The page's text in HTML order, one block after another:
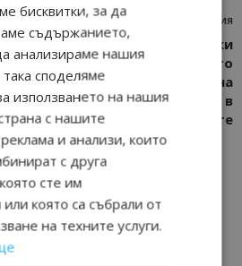
кой
за
Следваща статия
Конкурс за детски
разказ “Моето
пътешествие”: Една
коледна приказка в
памет на тате
бисквитки, за да
съдържанието,
анализираме нашия
споделяме
използването на нашия
с нашите
и анализи, които
с друга
сте им
която са събрали от
на техните услуги.